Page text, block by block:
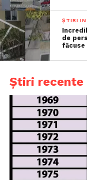
ȘTIRI
de
făcuse
Știri recente